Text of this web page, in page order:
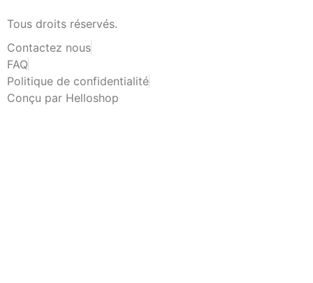
Tous droits réservés.
Contactez nous
FAQ
Politique de confidentialité
Conçu par Helloshop